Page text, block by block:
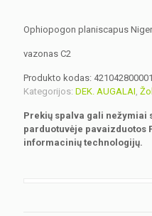
Ophiopogon planiscapus Niger
vazonas C2
Produkto kodas:
Kategorijos: DEK. AUGALAI
Prekių spalva gali nežymiai
parduotuvėje pavaizduotos
informacinių technologijų.